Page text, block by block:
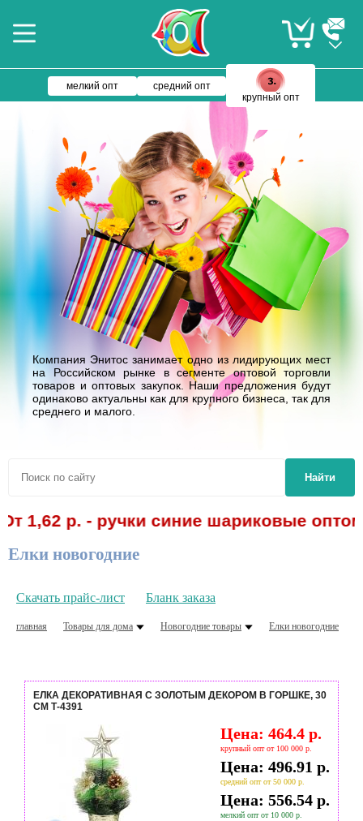
мелкий опт
средний опт
крупный опт
Компания Энитос занимает одно из лидирующих мест
на Российском рынке в сегменте оптовой торговли
товаров и оптовых закупок. Наши предложения будут
одинаково актуальны как для крупного бизнеса, так для
среднего и малого.
Найти
р. - ручки синие шариковые оптом!
Елки новогодние
Скачать прайс-лист Бланк заказа
главная Товары для дома Новогодние товары Елки новогодние
ЕЛКА ДЕКОРАТИВНАЯ С ЗОЛОТЫМ ДЕКОРОМ В ГОРШКЕ, 30
СМ Т-4391
Цена: 464.4 р.
крупный опт от 100 000 р.
Цена: 496.91 р.
средний опт от 50 000 р.
Цена: 556.54 р.
мелкий опт от 10 000 р.